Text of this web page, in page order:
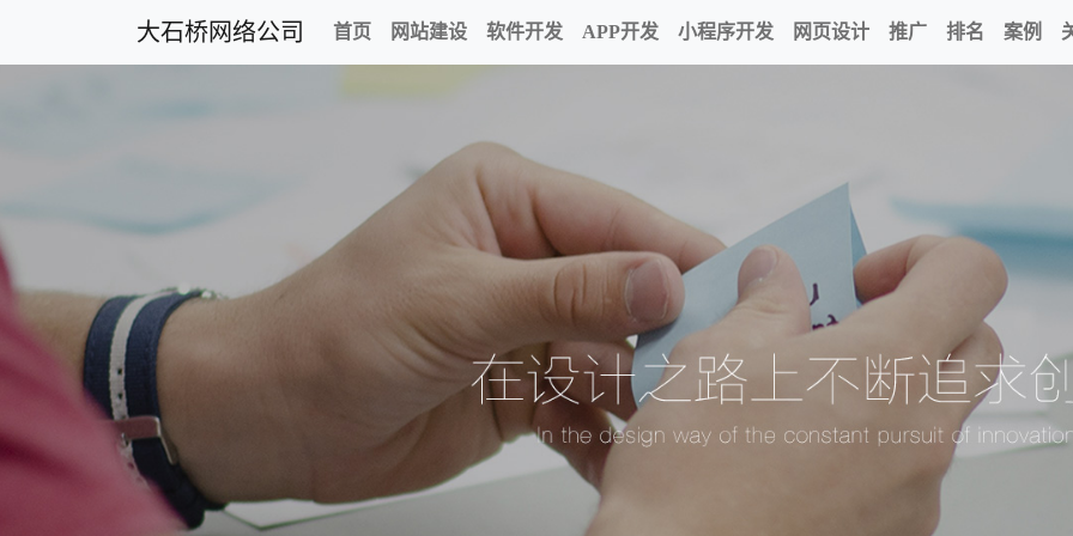
大石桥网络公司 首页 网站建设 软件开发 APP开发 小程序开发 网页设计 推广 排名 案例